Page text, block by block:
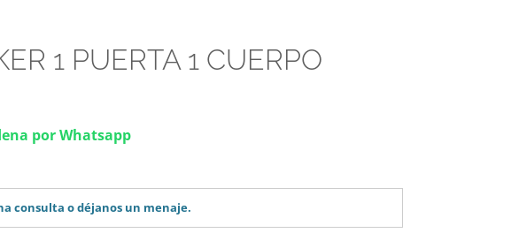
1 PUERTA 1 CUERPO
por Whatsapp
consulta o déjanos un menaje.